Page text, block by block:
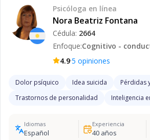
Psicóloga en línea
Nora Beatriz Fontana
Cédula: 2664
Enfoque:Cognitivo -
4.9·5 opiniones
Dolor psíquico Idea suicida
Pérdidas
Trastornos de personalidad
Inteligencia
Idiomas
Español
Experiencia
40años